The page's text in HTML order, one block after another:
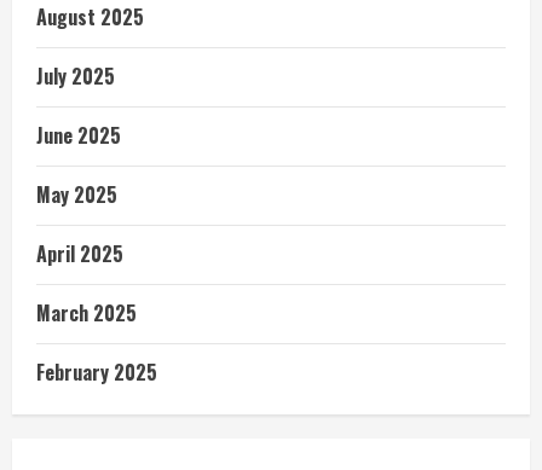
August 2025
July 2025
June 2025
May 2025
April 2025
March 2025
February 2025